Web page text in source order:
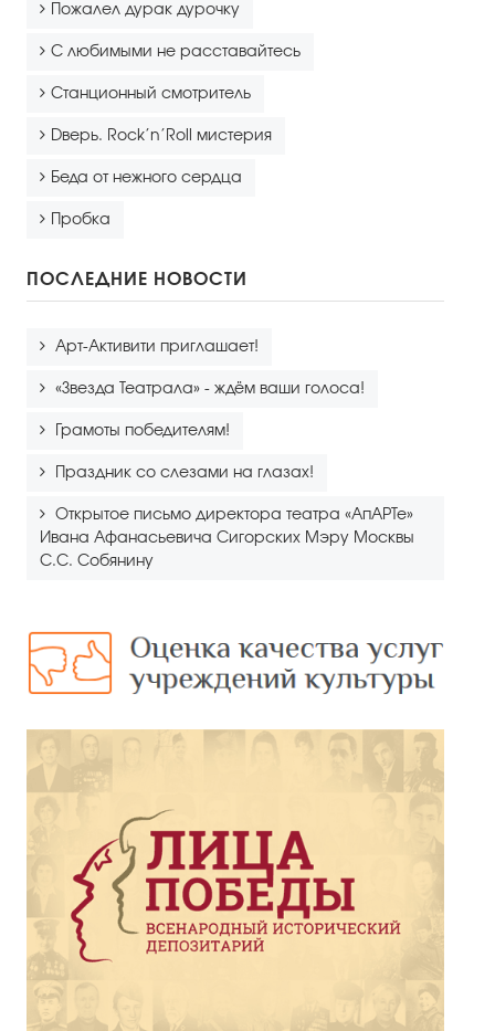
Контакты
Пожалел дурак дурочку
С любимыми не расставайтесь
Станционный смотритель
Dверь. Rock’n’Roll мистерия
Беда от нежного сердца
Пробка
ПОСЛЕДНИЕ НОВОСТИ
Арт-Активити приглашает!
«Звезда Театрала» - ждём ваши голоса!
Грамоты победителям!
Праздник со слезами на глазах!
Открытое письмо директора театра «АпАРТе»
Ивана Афанасьевича Сигорских Мэру Москвы
С.С. Собянину